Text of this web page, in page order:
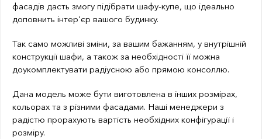
фасадів дасть змогу підібрати шафу-купе, що ідеально
доповнить інтер'єр вашого будинку.
Так само можливі зміни, за вашим бажанням, у внутрішній
конструкції шафи, а також за необхідності її можна
доукомплектувати радіусною або прямою консоллю.
Дана модель може бути виготовлена в інших розмірах,
кольорах та з різними фасадами. Наші менеджери з
радістю прорахують вартість необхідних конфігурації і
розміру.